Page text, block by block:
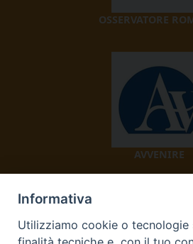
OSSERVATORE
AVVENIRE
Informativa
Utilizziamo cookie o tecnologie